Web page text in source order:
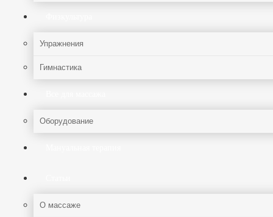
Упражнения
Гимнастика
Оборудование
О массаже